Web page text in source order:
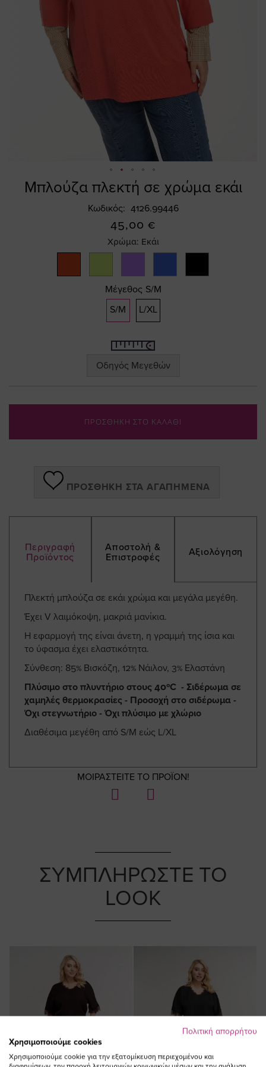
Μπλούζα πλεκτή σε χρώμα εκάι
Κωδικός 4126.99446
45,00 €
Χρώμα: Εκάι
Μέγεθος S/M
S/M
L/XL
Οδηγός Μεγεθών
ΠΡΟΣΘΗΚΗ ΣΤΟ ΚΑΛΑΘΙ
ΠΡΟΣΘΉΚΗ ΣΤΑ ΑΓΑΠΗΜΈΝΑ
Περιγραφή
Προϊόντος
Αποστολή &
Επιστροφές
Αξιολόγηση
Πλεκτή μπλούζα σε εκάι χρώμα και μεγάλα μεγέθη.
Έχει V λαιμόκοψη, μακριά μανίκια.
Η εφαρμογή της είναι άνετη, η γραμμή της ίσια και
το ύφασμα έχει ελαστικότητα.
Σύνθεση: 85% Βισκόζη, 12% Νάιλον, 3% Ελαστάνη
Πλύσιμο στο πλυντήριο στους 40ºC - Σιδέρωμα σε
χαμηλές θερμοκρασίες - Προσοχή στο σιδέρωμα -
Όχι στεγνωτήριο - Όχι πλύσιμο με χλώριο
Διαθέσιμα μεγέθη από S/M εώς L/XL
ΜΟΙΡΑΣΤΕΙΤΕ ΤΟ ΠΡΟΪΟΝ!
Skip
ΣΥΜΠΛΗΡΩΣΤΕ ΤΟ
LOOK
Πολιτική απορρήτου
Χρησιμοποιούμε cookies
Χρησιμοποιούμε cookie για την εξατομίκευση περιεχομένου και